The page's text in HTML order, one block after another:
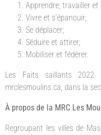
Apprendre, travailler et
Vivre et s’épanouir;
Se déplacer;
Séduire et attirer;
Mobiliser et fédérer.
Les Faits saillants
mrclesmoulins.ca, dans la
À propos de la MRC Les
Regroupant les villes de